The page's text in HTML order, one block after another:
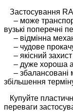
Застосування
– може
вузькі поперечні
– відмінна
– чудове
– якісний захист
– дуже хороша
– збалансовані
збільшення
Купуйте
переваги